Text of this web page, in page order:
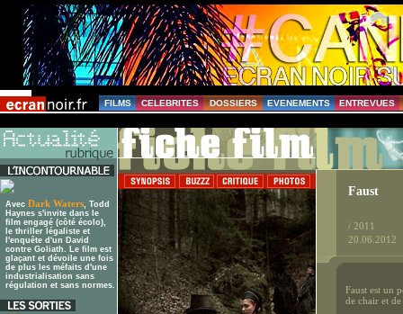
FILMS CELEBRITES DOSSIERS EVENEMENTS ENTREVUES
Avec Dark Waters, Todd
Haynes s'invite dans le
film engagé (côté écolo),
le thriller légaliste et
l'enquête d'un David
contre Goliath. Le film est
glaçant et dévoile une fois
de plus les méfaits d'une
industrialisation sans
régulation et sans normes.
Faust
/ 2011
20.06.2012
Faust est un
de chair et